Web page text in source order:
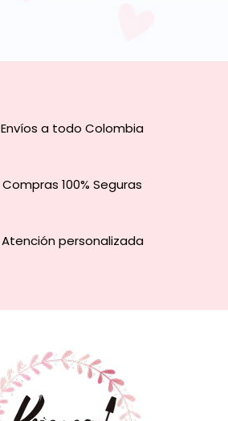
Envíos a todo Colombia
Compras 100% Seguras
Atención personalizada